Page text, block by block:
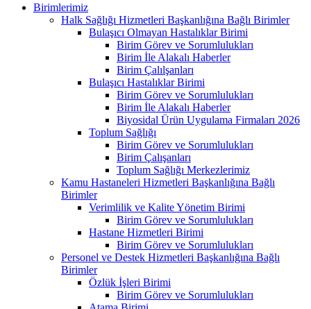
Birimlerimiz
Halk Sağlığı Hizmetleri Başkanlığına Bağlı Birimler
Bulaşıcı Olmayan Hastalıklar Birimi
Birim Görev ve Sorumlulukları
Birim İle Alakalı Haberler
Birim Çalılşanları
Bulaşıcı Hastalıklar Birimi
Birim Görev ve Sorumlulukları
Birim İle Alakalı Haberler
Biyosidal Ürün Uygulama Firmaları 2026
Toplum Sağlığı
Birim Görev ve Sorumlulukları
Birim Çalışanları
Toplum Sağlığı Merkezlerimiz
Kamu Hastaneleri Hizmetleri Başkanlığına Bağlı
Birimler
Verimlilik ve Kalite Yönetim Birimi
Birim Görev ve Sorumlulukları
Hastane Hizmetleri Birimi
Birim Görev ve Sorumlulukları
Personel ve Destek Hizmetleri Başkanlığına Bağlı
Birimler
Özlük İşleri Birimi
Birim Görev ve Sorumlulukları